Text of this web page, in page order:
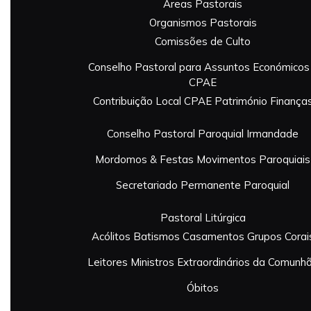
Áreas Pastorais
Organismos Pastorais
Comissões de Culto
Conselho Pastoral para Assuntos Económicos
CPAE
Contribuição Local CPAE Património
Conselho Pastoral Paroquial Irmandade
Mordomos & Festas Movimentos Paroquiais
Secretariado Permanente Paroquial
Pastoral Litúrgica
Acólitos Batismos Casamentos Grupos
Leitores Ministros Extraordinários da
Óbitos